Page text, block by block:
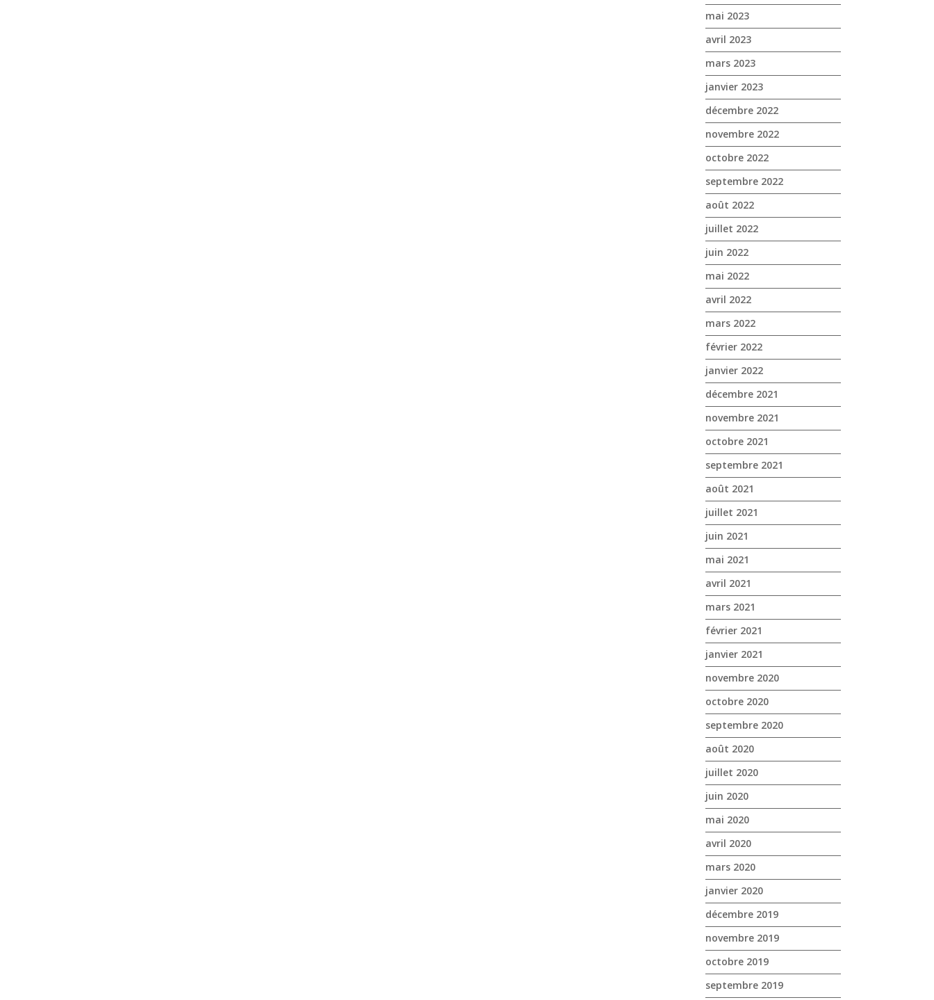
mai 2023
avril 2023
mars 2023
janvier 2023
décembre 2022
novembre 2022
octobre 2022
septembre 2022
août 2022
juillet 2022
juin 2022
mai 2022
avril 2022
mars 2022
février 2022
janvier 2022
décembre 2021
novembre 2021
octobre 2021
septembre 2021
août 2021
juillet 2021
juin 2021
mai 2021
avril 2021
mars 2021
février 2021
janvier 2021
novembre 2020
octobre 2020
septembre 2020
août 2020
juillet 2020
juin 2020
mai 2020
avril 2020
mars 2020
janvier 2020
décembre 2019
novembre 2019
octobre 2019
septembre 2019